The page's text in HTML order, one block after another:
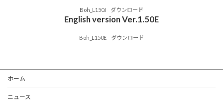
Boh_L150J ダウンロード
English versionVer.1.50E
Boh_L150E ダウンロード
ホーム
ニュース